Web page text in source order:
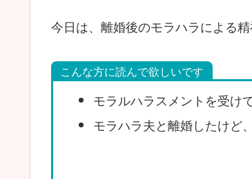
今日は、離婚後のモラハラによる
こんな方に読んで欲しいです
モラルハラスメントを受け
モラハラ夫と離婚したけど